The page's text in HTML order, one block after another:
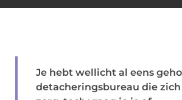
Je hebt wellicht al eens
detacheringsbureau die